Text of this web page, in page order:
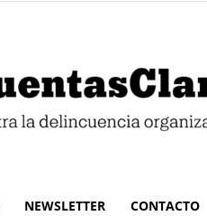
NEWSLETTER CONTACTO